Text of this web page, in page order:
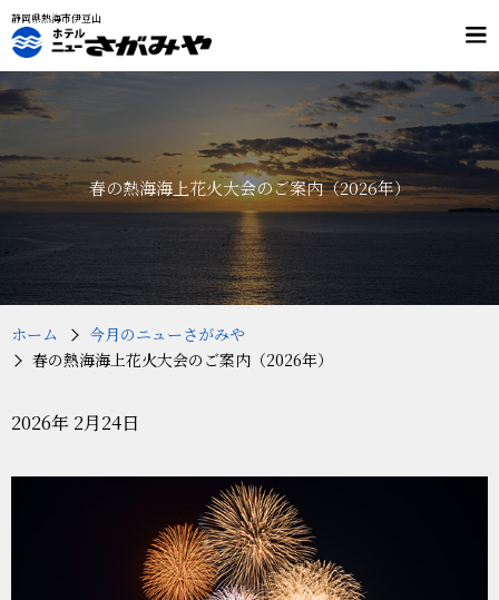
静岡県熱海市伊豆山
メ
ュ
ー
客室
施設案内
交通案内
プラン・予約
フリーダイヤル
0120-803-532
（9：00～19：00）
春の熱海海上花火大会のご案内（2026年）
ホーム
今月のニューさがみや
春の熱海海上花火大会のご案内（2026年）
2026年 2月24日